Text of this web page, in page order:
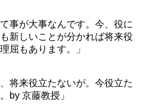
事が大事なんです。今、役に
新しいことが分かれば将来役
屈もあります。」
将来役立たないが。今役立た
by 京藤教授」